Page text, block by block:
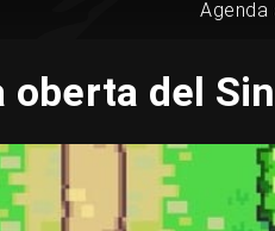
Agenda
oberta del